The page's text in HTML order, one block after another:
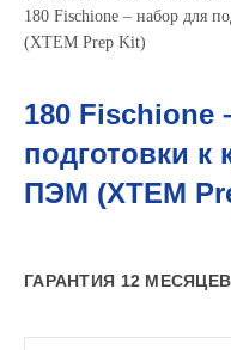
180 Fischione – набор для
(XTEM Prep Kit)
180 Fischione
подготовки к
ПЭМ (XTEM
ГАРАНТИЯ 12 МЕСЯЦЕВ